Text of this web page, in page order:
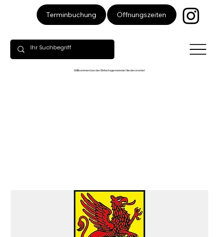
Terminbuchung Öffnungszeiten
Willkommen bei der Einheitsgemeinde Niederorschel